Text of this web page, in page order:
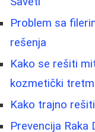
Problem sa
rešenja
Kako se rešiti
kozmetički
Kako trajno
Prevencija Raka